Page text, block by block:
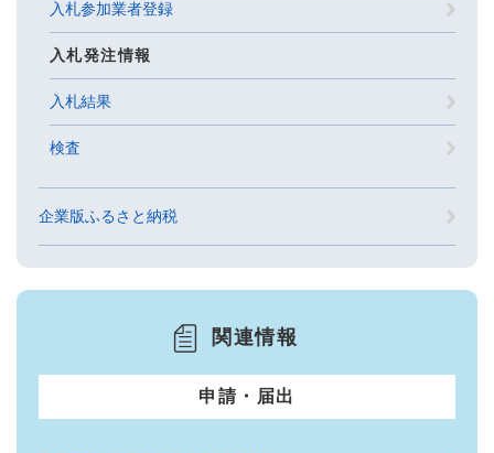
入札参加業者登録
入札発注情報
入札結果
検査
企業版ふるさと納税
関連情報
申請・届出